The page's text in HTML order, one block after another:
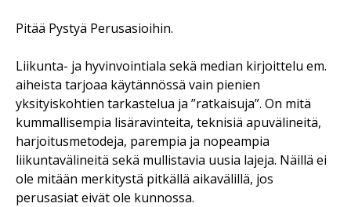
Pitää Pystyä Perusasioihin.
Liikunta- ja hyvinvointiala sekä median kirjoittelu em.
aiheista tarjoaa käytännössä vain pienien
yksityiskohtien tarkastelua ja ”ratkaisuja”. On mitä
kummallisempia lisäravinteita, teknisiä apuvälineitä,
harjoitusmetodeja, parempia ja nopeampia
liikuntavälineitä sekä mullistavia uusia lajeja. Näillä ei
ole mitään merkitystä pitkällä aikavälillä, jos
perusasiat eivät ole kunnossa.